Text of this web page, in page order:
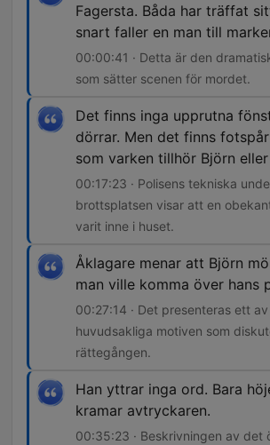
Fagersta. Båda har träffat
snart faller en man till
00:00:41 · Detta är den
som sätter scenen för mordet.
Det finns inga upprutna
dörrar. Men det finns
som varken tillhör Björn
00:17:23 · Polisens tekniska
brottsplatsen visar att en
varit inne i huset.
Åklagare menar att Björn
man ville komma över hans
00:27:14 · Det presenteras ett
huvudsakliga motiven som
rättegången.
Han yttrar inga ord. Bara
kramar avtryckaren.
00:35:23 · Beskrivningen av det